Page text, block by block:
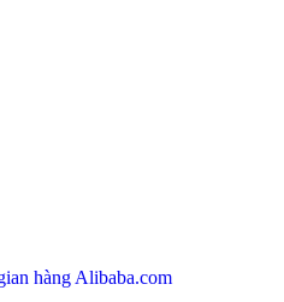
hàng Alibaba.com